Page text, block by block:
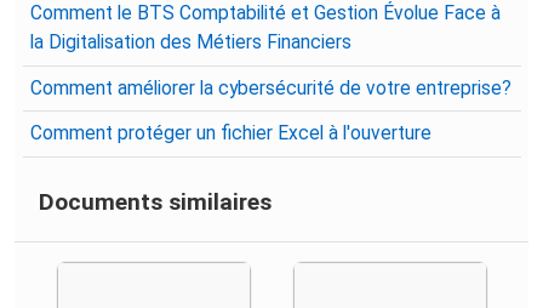
Comment le BTS Comptabilité et Gestion Évolue Face à
la Digitalisation des Métiers Financiers
Comment améliorer la cybersécurité de votre entreprise?
Comment protéger un fichier Excel à l'ouverture
Documents similaires